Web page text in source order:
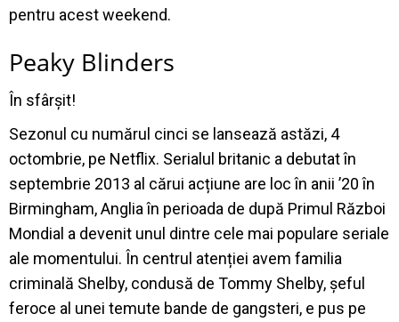
pentru acest weekend.
Peaky Blinders
În sfârșit!
Sezonul cu numărul cinci se lansează astăzi, 4
octombrie, pe Netflix. Serialul britanic a debutat în
septembrie 2013 al cărui acțiune are loc în anii ’20 în
Birmingham, Anglia în perioada de după Primul Război
Mondial a devenit unul dintre cele mai populare seriale
ale momentului. În centrul atenției avem familia
criminală Shelby, condusă de Tommy Shelby, șeful
feroce al unei temute bande de gangsteri, e pus pe